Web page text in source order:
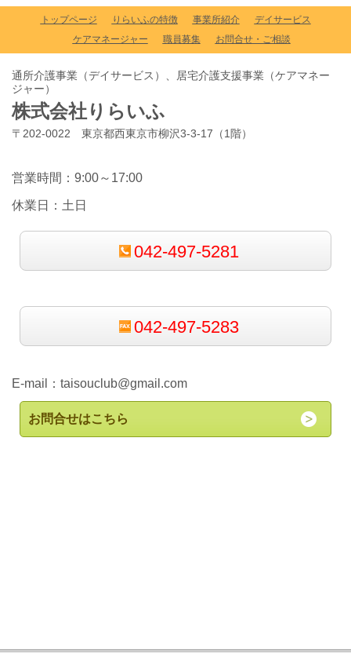
トップページ りらいふの特徴 事業所紹介
デイサービス
ケアマネージャー
職員募集 お問合せ・ご相談
通所介護事業（デイサービス）、居宅介護支援事業（ケアマネー
ジャー）
株式会社りらいふ
〒202-0022 東京都西東京市柳沢3-3-17（1階）
営業時間：9:00～17:00
休業日：土日
042-497-5281
042-497-5283
E-mail： taisouclub@gmail.com
お問合せはこちら